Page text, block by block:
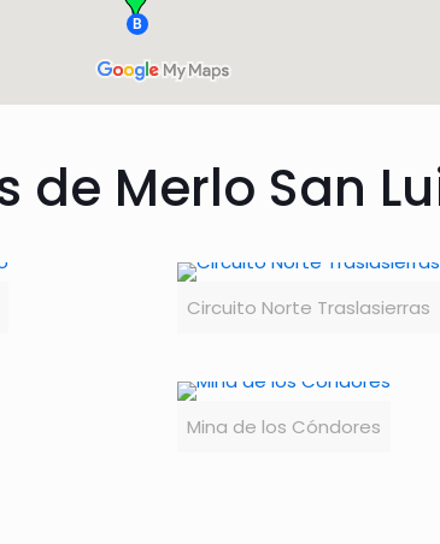
de Merlo San
Circuito Norte Traslasierras
Mina de los Cóndores